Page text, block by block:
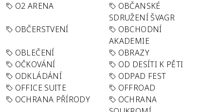
O2 ARENA
OBČANSKÉ
SDRUŽENÍ ŠVAGR
OBČERSTVENÍ
OBCHODNÍ
AKADEMIE
OBLEČENÍ
OBRAZY
OČKOVÁNÍ
OD DESÍTI K PĚTI
ODKLÁDÁNÍ
ODPAD FEST
OFFICE SUITE
OFFROAD
OCHRANA PŘÍRODY
OCHRANA